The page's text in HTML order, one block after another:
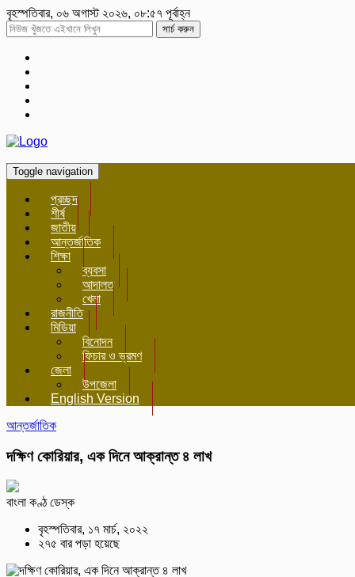
বৃহস্পতিবার, ০৬ অগাস্ট ২০২৬, ০৮:৫৭ পূর্বাহ্ন
সার্চ করুন
Toggle navigation
প্রচ্ছদ
শীর্ষ
জাতীয়
আন্তর্জাতিক
শিক্ষা
ব্যবসা
আদালত
খেলা
রাজনীতি
মিডিয়া
বিনোদন
ফিচার ও ভ্রমণ
জেলা
উপজেলা
English Version
আন্তর্জাতিক
দক্ষিণ কোরিয়ার, এক দিনে আক্রান্ত ৪ লাখ
বাংলা কণ্ঠ ডেস্ক
বৃহস্পতিবার, ১৭ মার্চ, ২০২২
২৭৫ বার পড়া হয়েছে